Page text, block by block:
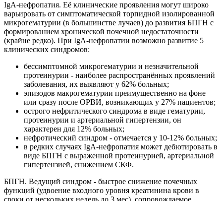
IgA-нефропатия. Её клинические проявления могут широко
варьировать от симптоматической торпидной изолированной
микрогематурии (в большинстве лучаев) до развития БПГН с
формированием хронической почечной недостаточности
(крайне редко). При IgA-нефропатии возможно развитие 5
клинических синдромов:
бессимптомной микрогематурии и незначительной
протеинурии - наиболее распространённых проявлений
заболевания, их выявляют у 62% больных;
эпизодов макрогематурии преимущественно на фоне
или сразу после ОРВИ, возникающих у 27% пациентов;
острого нефритического синдрома в виде гематурии,
протеинурии и артериальной гипертензии, он
характерен для 12% больных;
нефротический синдром - отмечается у 10-12% больных;
в редких случаях IgA-нефропатия может дебютировать в
виде БПГН с выраженной протеинурией, артериальной
гипертензией, снижением СКФ.
БПГН. Ведущий синдром - быстрое снижение почечных
функций (удвоение входного уровня креатинина крови в